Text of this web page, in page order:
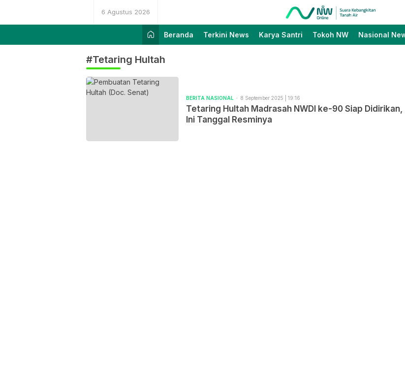
6 Agustus 2026
Nahdlatul Wathan Online
Suara Kebangkitan Tanah
Air
Beranda Terkini News Karya Santri Tokoh NW Nasional
#Tetaring Hultah
BERITA NASIONAL 8 September 2025 | 19:16
Tetaring Hultah Madrasah NWDI ke-90 Siap Didirikan,
Ini Tanggal Resminya